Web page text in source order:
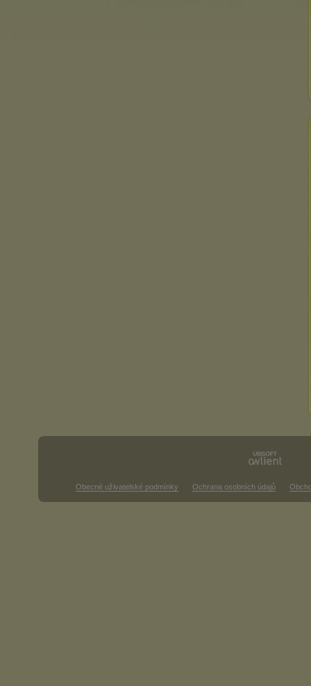
Obecné uživatelské podmínky Ochrana osobních údajů